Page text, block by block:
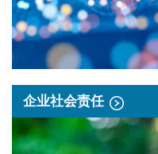
企业社会责任